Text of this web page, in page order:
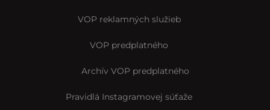
VOP reklamných služieb
VOP predplatného
Archív VOP predplatného
Pravidlá Instagramovej súťaže